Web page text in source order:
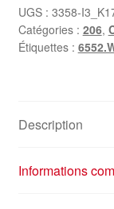
vitre
Peugeot
206
UGS : 3358-
Catégories : 206,
Étiquettes :
Description
Informations